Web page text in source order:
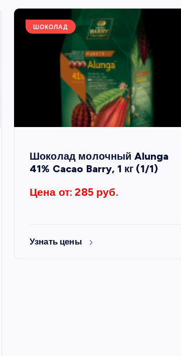
ШОКОЛАД
Шоколад молочный Alunga
41% Cacao Barry, 1 кг (1/1)
Цена от: 285 руб.
Узнать цены